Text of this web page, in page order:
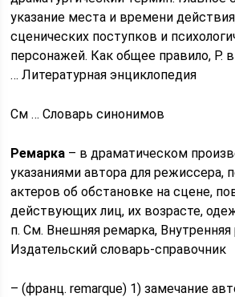
указание места и времени
сценических поступков и
персонажей. Как общее правило, Р.
… Литературная энциклопедия
См … Словарь синонимов
Ремарка – в драматическом
указаниями автора для режиссера,
актеров об обстановке на сцене,
действующих лиц, их возрасте,
п. См. Внешняя ремарка, Внутренняя
Издательский словарь-справочник
– (франц. remarque) 1) замечание